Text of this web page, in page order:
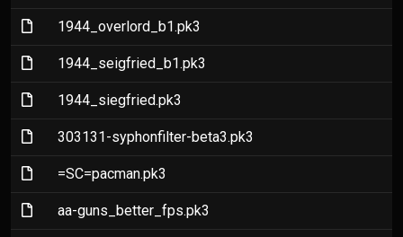
(File)1944_overlord_b1.pk3
(File)1944_seigfried_b1.pk3
(File)1944_siegfried.pk3
(File)303131-syphonfilter-beta3.pk3
(File)=SC=pacman.pk3
(File)aa-guns_better_fps.pk3